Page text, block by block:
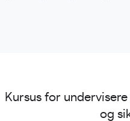
Kursus for
og